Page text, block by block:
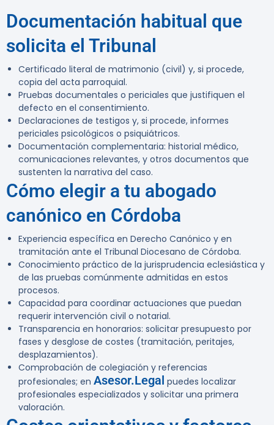
Documentación habitual que
solicita el Tribunal
Certificado literal de matrimonio (civil) y, si procede,
copia del acta parroquial.
Pruebas documentales o periciales que justifiquen el
defecto en el consentimiento.
Declaraciones de testigos y, si procede, informes
periciales psicológicos o psiquiátricos.
Documentación complementaria: historial médico,
comunicaciones relevantes, y otros documentos que
sustenten la narrativa del caso.
Cómo elegir a tu abogado
canónico en Córdoba
Experiencia específica en Derecho Canónico y en
tramitación ante el Tribunal Diocesano de Córdoba.
Conocimiento práctico de la jurisprudencia eclesiástica y
de las pruebas comúnmente admitidas en estos
procesos.
Capacidad para coordinar actuaciones que puedan
requerir intervención civil o notarial.
Transparencia en honorarios: solicitar presupuesto por
fases y desglose de costes (tramitación, peritajes,
desplazamientos).
Comprobación de colegiación y referencias
profesionales; en Asesor.Legal puedes localizar
profesionales especializados y solicitar una primera
valoración.